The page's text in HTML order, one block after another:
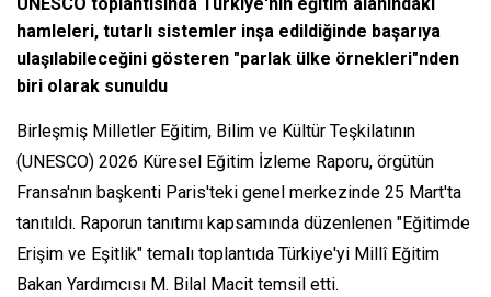
UNESCO toplantısında Türkiye'nin eğitim alanındaki
hamleleri, tutarlı sistemler inşa edildiğinde başarıya
ulaşılabileceğini gösteren "parlak ülke örnekleri"nden
biri olarak sunuldu
Birleşmiş Milletler Eğitim, Bilim ve Kültür Teşkilatının
(UNESCO) 2026 Küresel Eğitim İzleme Raporu, örgütün
Fransa'nın başkenti Paris'teki genel merkezinde 25 Mart'ta
tanıtıldı. Raporun tanıtımı kapsamında düzenlenen "Eğitimde
Erişim ve Eşitlik" temalı toplantıda Türkiye'yi Millî Eğitim
Bakan Yardımcısı M. Bilal Macit temsil etti.